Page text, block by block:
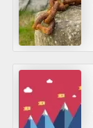
o
s
ú
b
l